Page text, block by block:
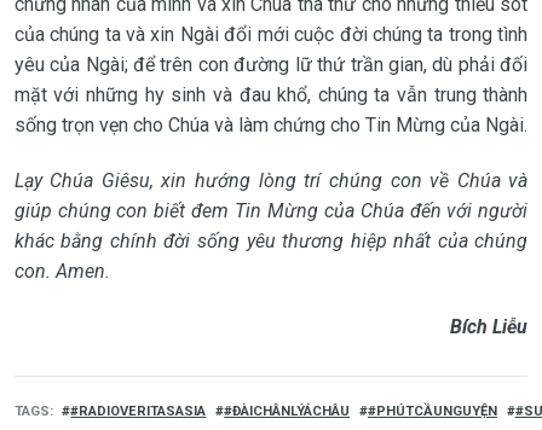
của chúng ta và xin Ngài đổi mới cuộc đời chúng ta trong tình
yêu của Ngài; để trên con đường lữ thứ trần gian, dù phải đối
mặt với những hy sinh và đau khổ, chúng ta vẫn trung thành
sống trọn vẹn cho Chúa và làm chứng cho Tin Mừng của Ngài.
Lạy Chúa Giêsu, xin hướng lòng trí chúng con về Chúa và
giúp chúng con biết đem Tin Mừng của Chúa đến với người
khác bằng chính đời sống yêu thương hiệp nhất của chúng
con. Amen.
Bích Liễu
TAGS #RADIOVERITASASIA #ĐÀICHÂNLÝÁCHÂU #PHÚTCẦUNGUYỆN